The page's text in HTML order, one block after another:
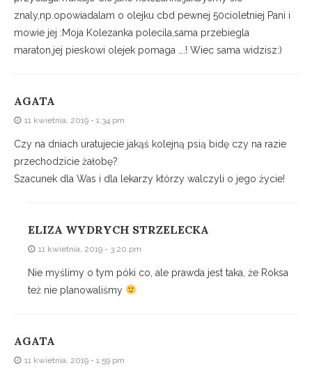
znaly,np.opowiadalam o olejku cbd pewnej 50cioletniej Pani i
mowie jej :Moja Kolezanka polecila,sama przebiegla
maraton,jej pieskowi olejek pomaga ….! Wiec sama widzisz:)
AGATA
11 kwietnia, 2019 - 1:34 pm
Czy na dniach uratujecie jakąś kolejną psią bidę czy na razie
przechodzicie żałobę?
Szacunek dla Was i dla lekarzy którzy walczyli o jego życie!
ELIZA WYDRYCH STRZELECKA
11 kwietnia, 2019 - 3:20 pm
Nie myślimy o tym póki co, ale prawda jest taka, że Roksa
też nie planowaliśmy
AGATA
11 kwietnia, 2019 - 1:59 pm